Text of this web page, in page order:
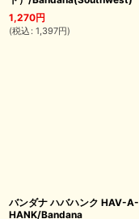
1,270円
(税込 : 1,397円)
バンダナ ハバハンク HAV-A-
HANK/Bandana